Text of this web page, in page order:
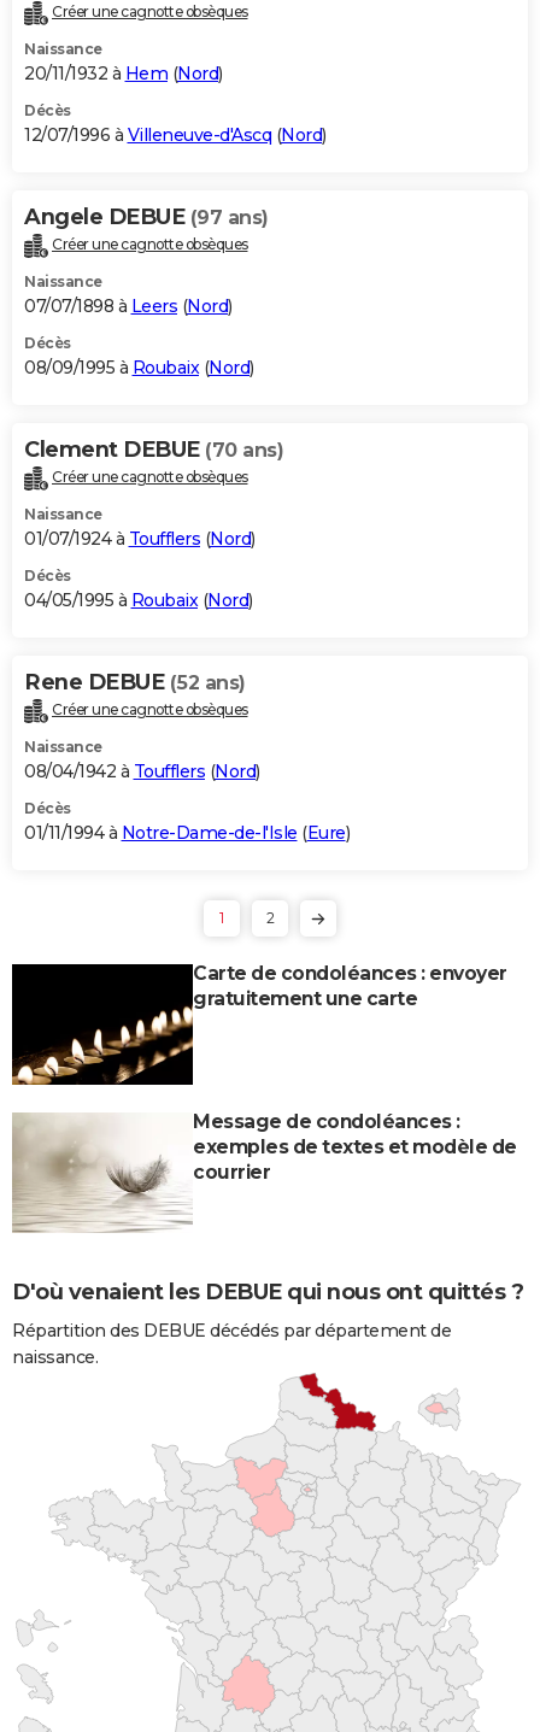
Créer une cagnotte obsèques
Naissance
20/11/1932 à Hem (Nord)
Décès
12/07/1996 à Villeneuve-d'Ascq (Nord)
Angele DEBUE (97 ans)
Créer une cagnotte obsèques
Naissance
07/07/1898 à Leers (Nord)
Décès
08/09/1995 à Roubaix(Nord)
Clement DEBUE (70 ans)
Créer une cagnotte obsèques
Naissance
01/07/1924 à Toufflers (Nord)
Décès
04/05/1995 à Roubaix(Nord)
Rene DEBUE (52 ans)
Créer une cagnotte obsèques
Naissance
08/04/1942 à Toufflers (Nord)
Décès
01/11/1994 à Notre-Dame-de-l'Isle (Eure)
1 2
Carte de condoléances : envoyer
gratuitement une carte
Message de condoléances :
exemples de textes et modèle de
courrier
D'où venaient les DEBUE qui nous ont quittés ?
Répartition des DEBUE décédés par département de
naissance.